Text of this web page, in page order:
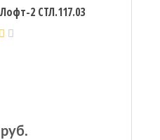
2 СТЛ.117.03